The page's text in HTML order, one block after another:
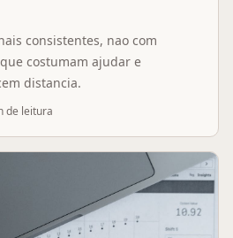
consistentes, nao com
costumam ajudar e
distancia.
de leitura